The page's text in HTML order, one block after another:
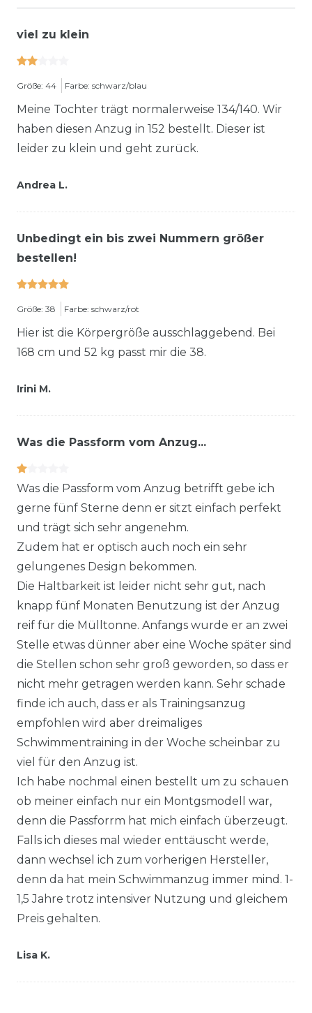
viel zu klein
Größe: 44 Farbe: schwarz/blau
Meine Tochter trägt normalerweise 134/140. Wir
haben diesen Anzug in 152 bestellt. Dieser ist
leider zu klein und geht zurück.
Andrea L.
Unbedingt ein bis zwei Nummern größer
bestellen!
Größe: 38 Farbe: schwarz/rot
Hier ist die Körpergröße ausschlaggebend. Bei
168 cm und 52 kg passt mir die 38.
Irini M.
Was die Passform vom Anzug...
Was die Passform vom Anzug betrifft gebe ich
gerne fünf Sterne denn er sitzt einfach perfekt
und trägt sich sehr angenehm.
Zudem hat er optisch auch noch ein sehr
gelungenes Design bekommen.
Die Haltbarkeit ist leider nicht sehr gut, nach
knapp fünf Monaten Benutzung ist der Anzug
reif für die Mülltonne. Anfangs wurde er an zwei
Stelle etwas dünner aber eine Woche später sind
die Stellen schon sehr groß geworden, so dass er
nicht mehr getragen werden kann. Sehr schade
finde ich auch, dass er als Trainingsanzug
empfohlen wird aber dreimaliges
Schwimmentraining in der Woche scheinbar zu
viel für den Anzug ist.
Ich habe nochmal einen bestellt um zu schauen
ob meiner einfach nur ein Montgsmodell war,
denn die Passforrm hat mich einfach überzeugt.
Falls ich dieses mal wieder enttäuscht werde,
dann wechsel ich zum vorherigen Hersteller,
denn da hat mein Schwimmanzug immer mind. 1-
1,5 Jahre trotz intensiver Nutzung und gleichem
Preis gehalten.
Lisa K.